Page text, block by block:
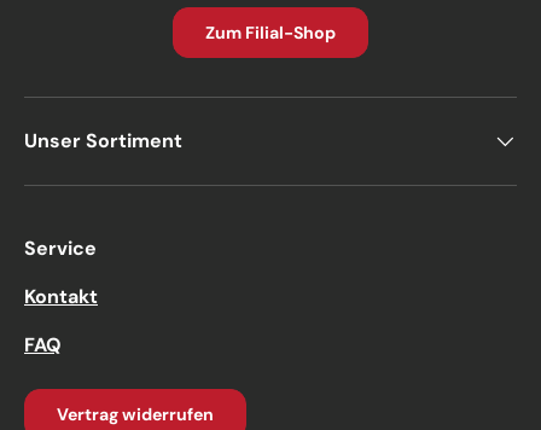
Zum Filial-Shop
Unser Sortiment
Service
Kontakt
FAQ
Vertrag widerrufen